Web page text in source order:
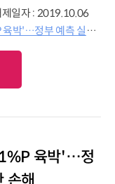
제일자 : 2019.10.06
예측 실패, 국민만 손해
육박'…정
손해